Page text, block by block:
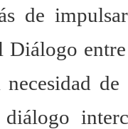
de
diálogo